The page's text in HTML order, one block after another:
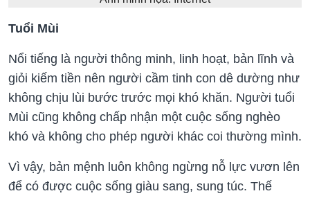
Tuổi Mùi
Nổi tiếng là người thông minh, linh hoạt, bản lĩnh và
giỏi kiếm tiền nên người cầm tinh con dê dường như
không chịu lùi bước trước mọi khó khăn. Người tuổi
Mùi cũng không chấp nhận một cuộc sống nghèo
khó và không cho phép người khác coi thường mình.
Vì vậy, bản mệnh luôn không ngừng nỗ lực vươn lên
để có được cuộc sống giàu sang, sung túc. Thế